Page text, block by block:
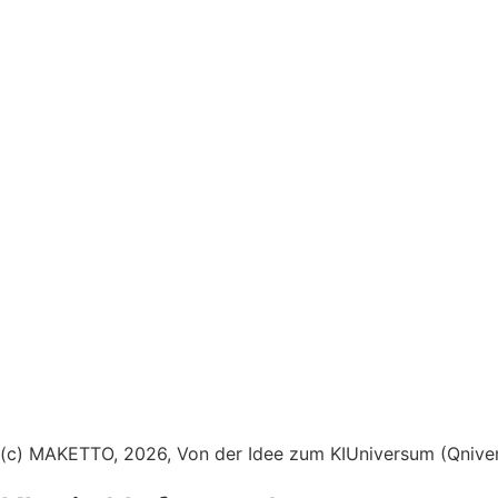
(c) MAKETTO, 2026, Von der Idee zum KIUniversum